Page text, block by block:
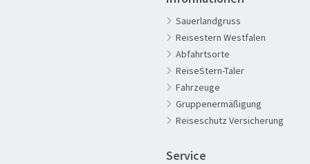
Advents-, Weihnachts- & Silvesterreisen
Sauerlandgruss
Reisestern Westfalen
Abfahrtsorte
ReiseStern-Taler
Fahrzeuge
Gruppenermäßigung
Reiseschutz Versicherung
Service